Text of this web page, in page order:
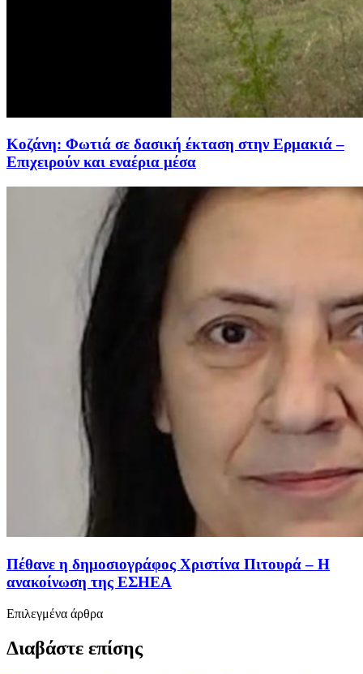
Κοζάνη: Φωτιά σε δασική έκταση στην Ερμακιά –
Επιχειρούν και εναέρια μέσα
Πέθανε η δημοσιογράφος Χριστίνα Πιτουρά – Η
ανακοίνωση της ΕΣΗΕΑ
Επιλεγμένα άρθρα
Διαβάστε επίσης